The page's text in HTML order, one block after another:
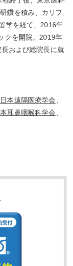
鑽を積み、カリフ
学を経て、2016年
クを開院。2019年
および総院長に就
日本遠隔医療学会
耳鼻咽喉科学会